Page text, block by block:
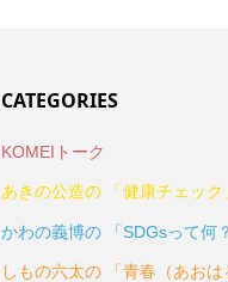
CATEGORIES
KOMEIトーク
あきの公造の 「健康チェック
かわの義博の 「SDGsって何
しもの六太の 「青春（あおは